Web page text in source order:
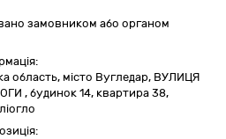
замовником або органом
область, місто Вугледар, ВУЛИЦЯ
, будинок 14, квартира 38,